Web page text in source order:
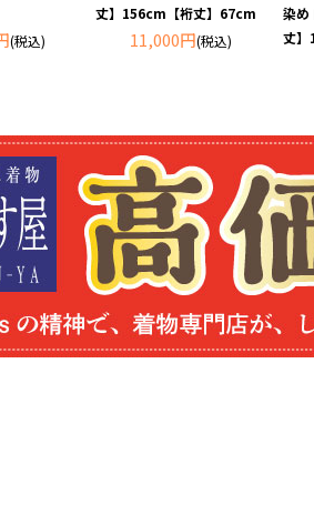
(税込)
丈】156cm【裄丈】67cm
11,000円(税込)
染め
丈